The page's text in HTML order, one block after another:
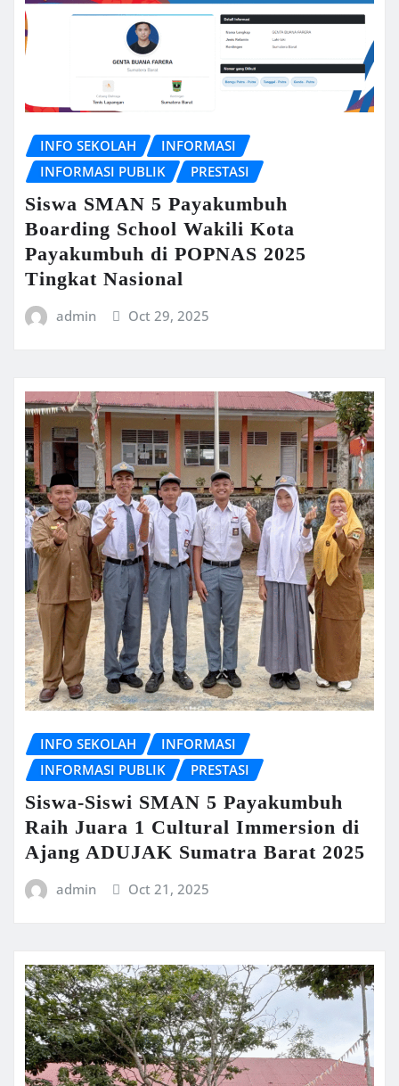
INFO SEKOLAH
INFORMASI
INFORMASI PUBLIK
PRESTASI
Siswa SMAN 5 Payakumbuh
Boarding School Wakili Kota
Payakumbuh di POPNAS 2025
Tingkat Nasional
admin Oct 29, 2025
INFO SEKOLAH
INFORMASI
INFORMASI PUBLIK
PRESTASI
Siswa-Siswi SMAN 5 Payakumbuh
Raih Juara 1 Cultural Immersion di
Ajang ADUJAK Sumatra Barat 2025
admin Oct 21, 2025